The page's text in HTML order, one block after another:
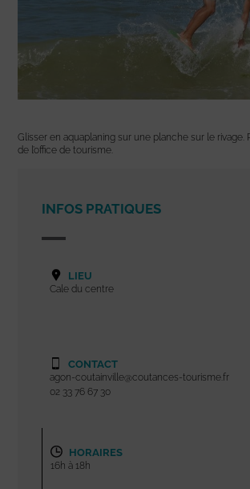
Glisser en aquaplaning sur une planche sur le rivage.
de l’office de tourisme.
INFOS PRATIQUES
LIEU
Cale du centre
CONTACT
agon-coutainville@coutances-tourisme.fr
02 33 76 67 30
HORAIRES
16h à 18h